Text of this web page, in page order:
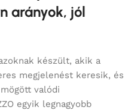
arányok, jól
készült, akik a
megjelenést keresik, és
valódi
egyik legnagyobb